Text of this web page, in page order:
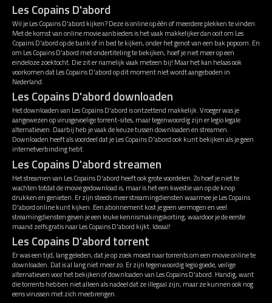
Les Copains D'abord
Wil je Les Copains D'abord kijken? Deze is online op één of meerdere plekken te vinden.
Met de komst van online movie aanbieders is het vaak makkelijker dan ooit om Les
Copains D'abord op de bank of in bed te kijken, onder het genot van een bak popcorn. En
om Les Copains D'abord met ondertiteling te bekijken, hoef je niet meer op een
eindeloze zoektocht. Die zit er namelijk vaak meteen bij! Maar het kan helaas ook
voorkomen dat Les Copains D'abord op dit moment niet wordt aangeboden in
Nederland.
Les Copains D'abord downloaden
Het downloaden van Les Copains D'abord is ontzettend makkelijk. Vroeger was je
aangewezen op virusgevoelige torrent-sites, maar tegenwoordig zijn er legio legale
alternatieven. Daarbij heb je vaak de keuze tussen downloaden en streamen.
Downloaden heeft als voordeel dat je Les Copains D'abord ook kunt bekijken als je geen
internetverbinding hebt.
Les Copains D'abord streamen
Het streamen van Les Copains D'abord heeft ook grote voordelen. Zo hoef je niet te
wachten totdat de movie gedownload is, maar is het een kwestie van op de knop
drukken en genieten. Er zijn steeds meer streamingdiensten waarmee je Les Copains
D'abord online kunt kijken. Een abonnement kost je geen vermogen en veel
streamingdiensten geven je een leuke kennismakingskorting, waardoor je de eerste
maand zelfs gratis naar Les Copains D'abord kijkt. Ideaal!
Les Copains D'abord torrent
Er was een tijd, lang geleden, dat je op zoek moest naar torrents om een movie online te
downloaden. Dat is al lang niet meer zo. Er zijn tegenwoordig legio goede, veilige
alternatieven voor het bekijken of downloaden van Les Copains D'abord. Handig, want
die torrents hebben niet alleen als nadeel dat ze illegaal zijn, maar ze kunnen ook nog
eens virussen met zich meebrengen.